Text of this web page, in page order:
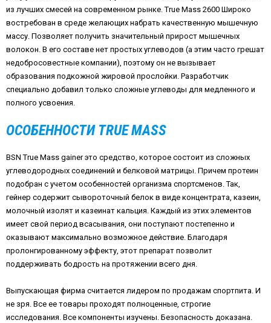
из лучших смесей на современном рынке. True Mass 2600 Широко
востребован в среде желающих набрать качественную мышечную
массу. Позволяет получить значительный прирост мышечных
волокон. В его составе нет простых углеводов (а этим часто грешат
недобросовестные компании), поэтому он не вызывает
образования подкожной жировой прослойки. Разработчик
специально добавил только сложные углеводы для медленного и
полного усвоения.
ОСОБЕННОСТИ TRUE MASS
BSN True Mass gainer это средство, которое состоит из сложных
углеводородных соединений и белковой матрицы. Причем протеин
подобран с учетом особенностей организма спортсменов. Так,
гейнер содержит сывороточный белок в виде концентрата, казеин,
молочный изолят и казеинат кальция. Каждый из этих элементов
имеет свой период всасывания, они поступают постепенно и
оказывают максимально возможное действие. Благодаря
пролонгированному эффекту, этот препарат позволит
поддерживать бодрость на протяжении всего дня.
Выпускающая фирма считается лидером по продажам спортпита. И
не зря. Все ее товары проходят полноценные, строгие
исследования. Все компоненты изучены. Безопасность доказана.